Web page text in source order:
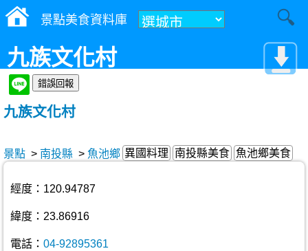
景點美食資料庫
九族文化村
九族文化村
景點 > 南投縣 > 魚池鄉 異國料理 南投縣美食 魚池鄉美食
經度：120.94787
緯度：23.86916
電話： 04-92895361